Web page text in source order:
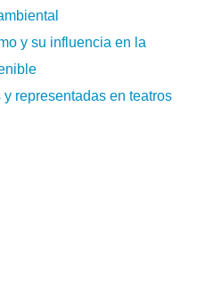
y su influencia en la
representadas en teatros